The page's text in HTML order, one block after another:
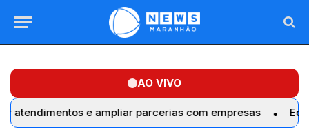
AO VIVO
e ampliar parcerias com empresas Equatorial